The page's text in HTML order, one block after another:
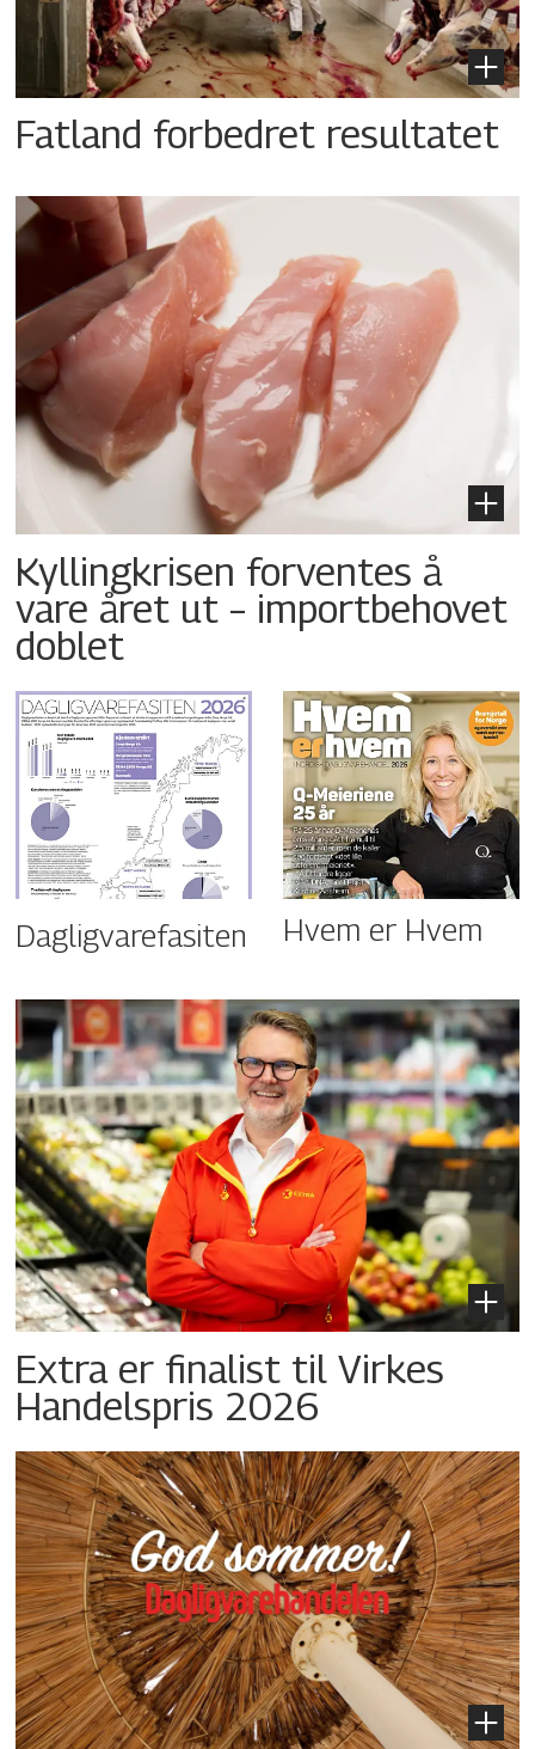
Fatland forbedret resultatet
Kyllingkrisen forventes å
vare året ut – importbehovet
doblet
Dagligvarefasiten Hvem er Hvem
Extra er finalist til Virkes
Handelspris 2026